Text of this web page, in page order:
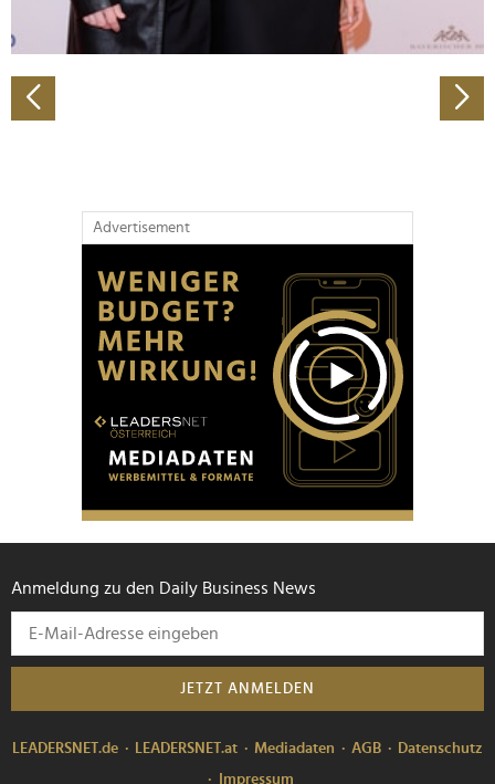
Partner führen diese Informationen möglicherweise mit
weiteren Daten zusammen, die Sie ihnen bereitgestellt
gesammelt haben.
Advertisement
Anmeldung zu den Daily Business News
JETZT ANMELDEN
LEADERSNET.de LEADERSNET.at Mediadaten AGB
Datenschutz
Impressum